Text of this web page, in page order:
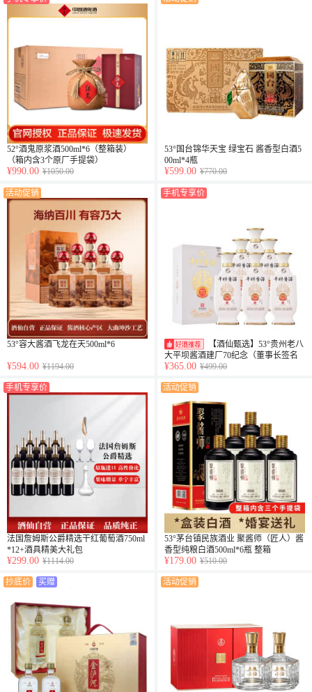
52°酒鬼原浆酒500ml*6（整箱装）
（箱内含3个原厂手提袋）
¥990.00 ¥1050.00
53°国台锦华天宝 绿宝石 酱香型白酒5
00ml*4瓶
¥599.00 ¥770.00
活动促销
53°容大酱酒飞龙在天500ml*6
¥594.00 ¥1194.00
手机专享价
【酒仙甄选】53°贵州老八
大平坝酱酒建厂70纪念（董事长签名
版）500ml*6整箱
¥365.00 ¥499.00
手机专享价
法国詹姆斯公爵精选干红葡萄酒750ml
*12+酒具精美大礼包
¥299.00 ¥1114.00
活动促销
53°茅台镇民族酒业 聚酱师（匠人）酱
香型纯粮白酒500ml*6瓶 整箱
¥179.00 ¥510.00
抄底价 买赠 活动促销